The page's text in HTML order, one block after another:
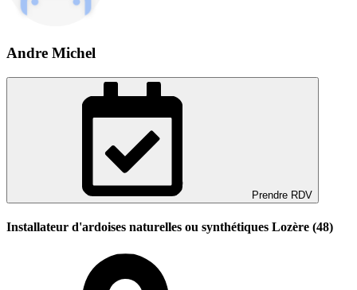
Andre Michel
Prendre RDV
Installateur d'ardoises naturelles ou synthétiques Lozère (48)